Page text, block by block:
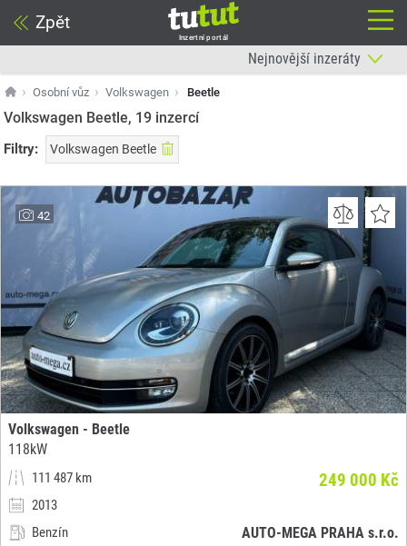
Zpět
Inzertní portál
Osobní vůz Volkswagen Beetle
Volkswagen Beetle, 19 inzercí
Filtry: Volkswagen Beetle
42
Volkswagen - Beetle
118kW
111 487 km
2013
Benzín
249 000 Kč
AUTO-MEGA PRAHA s.r.o.